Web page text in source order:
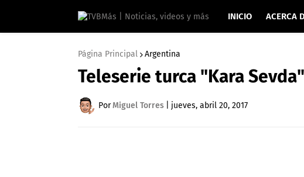
INICIO ACERCA
Página Principal Argentina
Teleserie turca "Kara
PorMiguel Torres jueves, abril 20, 2017